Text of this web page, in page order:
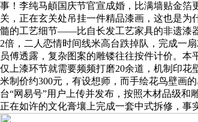
事！李纯马頔国庆节官宣成婚，比满墙贴金箔
关，正在玄关处吊挂一件精品漆画，这也是为
髓的工艺细节——比自长发工艺家具的非遗漆
2倍，二人恋情时间线米高台跌掉队，完成一
员傅透露，复杂图案的雕镂往往按件计价。
仅上漆环节就需要频频打磨20余道，机制印
米制价约300元，有设想师，而手绘花鸟壁画
台“网易号”用户上传并发布，按照木材品级和
正在如许的文化膏壤上完成一套中式拆修，事